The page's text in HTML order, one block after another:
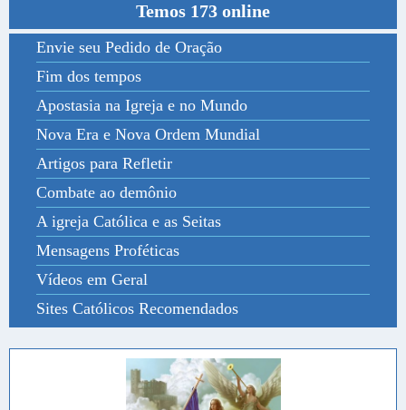
Temos 173 online
Envie seu Pedido de Oração
Fim dos tempos
Apostasia na Igreja e no Mundo
Nova Era e Nova Ordem Mundial
Artigos para Refletir
Combate ao demônio
A igreja Católica e as Seitas
Mensagens Proféticas
Vídeos em Geral
Sites Católicos Recomendados